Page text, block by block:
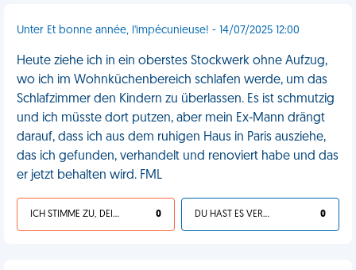
Unter Et bonne année, l'impécunieuse! - 14/07/2025 12:00
Heute ziehe ich in ein oberstes Stockwerk ohne Aufzug,
wo ich im Wohnküchenbereich schlafen werde, um das
Schlafzimmer den Kindern zu überlassen. Es ist schmutzig
und ich müsste dort putzen, aber mein Ex-Mann drängt
darauf, dass ich aus dem ruhigen Haus in Paris ausziehe,
das ich gefunden, verhandelt und renoviert habe und das
er jetzt behalten wird. FML
ICH STIMME ZU, DEIN LEBEN IST SCHEISSE 0 DU HAST ES VERDIENT 0